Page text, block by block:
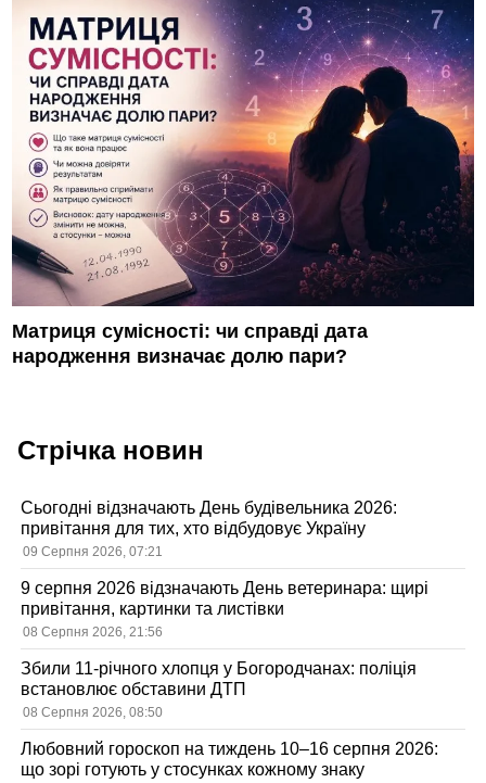
Матриця сумісності: чи справді дата
народження визначає долю пари?
Стрічка новин
Сьогодні відзначають День будівельника 2026:
привітання для тих, хто відбудовує Україну
09 Серпня 2026, 07:21
9 серпня 2026 відзначають День ветеринара: щирі
привітання, картинки та листівки
08 Серпня 2026, 21:56
Збили 11-річного хлопця у Богородчанах: поліція
встановлює обставини ДТП
08 Серпня 2026, 08:50
Любовний гороскоп на тиждень 10–16 серпня 2026:
що зорі готують у стосунках кожному знаку